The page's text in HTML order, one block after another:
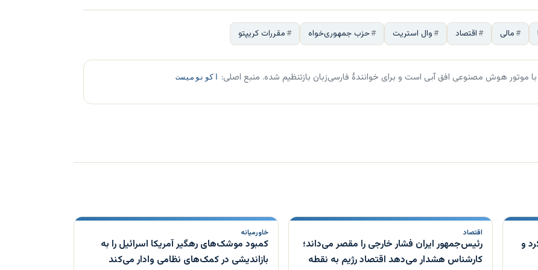
مالی اقتصاد وال استریت حزب جمهوری‌خواه مقررات کریپتو
با موتور هوش مصنوعی افق آبی است و برای خوانندهٔ فارسی‌زبان بازتنظیم شده. منبع اصلی: اکونومیست
و
اقتصاد
رئیس‌جمهور ایران فشار خارجی را مقصر می‌داند؛
کارشناس هشدار می‌دهد اقتصاد رژیم به نقطه
خاورمیانه
کمبود موشک‌های رهگیر آمریکا اسرائیل را به
بازاندیشی در کمک‌های نظامی وادار می‌کند